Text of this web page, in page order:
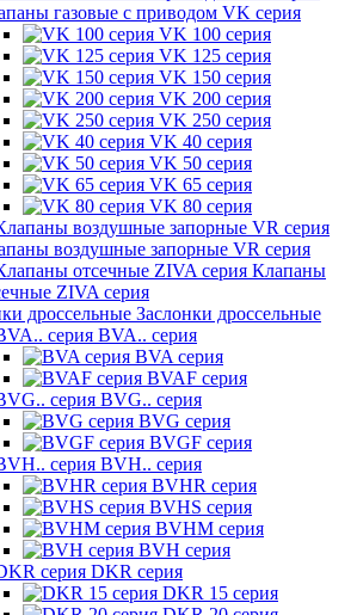
газовые с приводом VK серия
VK 100 серия
VK 125 серия
VK 150 серия
VK 200 серия
VK 250 серия
VK 40 серия
VK 50 серия
VK 65 серия
VK 80 серия
воздушные запорные VR серия
Клапаны
ZIVA серия
Заслонки дроссельные
BVA.. серия
BVA серия
BVAF серия
BVG.. серия
BVG серия
BVGF серия
BVH.. серия
BVHR серия
BVHS серия
BVHM серия
BVH серия
DKR серия
DKR 15 серия